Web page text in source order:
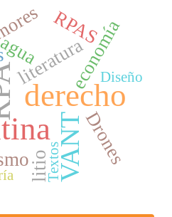
derecho
VANT
literatura
Drones
economía
RPAS
litio
Diseño
Textos